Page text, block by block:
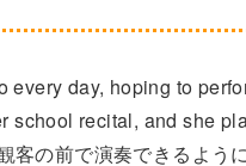
day, hoping to
school recital, and she
客の前で演奏できるよ